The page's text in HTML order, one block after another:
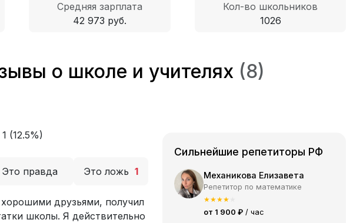
Средняя зарплата
42 973 руб.
Кол-во школьников
1026
о школе и учителях (8)
(12.5%)
Это правда Это ложь 1
друзьями, получил
школы. Я действительно
Сильнейшие репетиторы РФ
Механикова Елизавета
Репетитор по математике
★★★★
от 1 900 ₽ / час